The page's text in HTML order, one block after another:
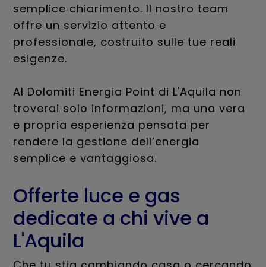
semplice chiarimento. Il nostro team
offre un servizio attento e
professionale, costruito sulle tue reali
esigenze.
Al Dolomiti Energia Point di L'Aquila non
troverai solo informazioni, ma una vera
e propria esperienza pensata per
rendere la gestione dell’energia
semplice e vantaggiosa.
Offerte luce e gas
dedicate a chi vive a
L'Aquila